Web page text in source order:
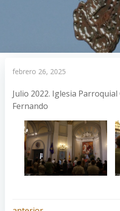
febrero 26, 2025
Julio 2022. Iglesia Parroquial
Fernando